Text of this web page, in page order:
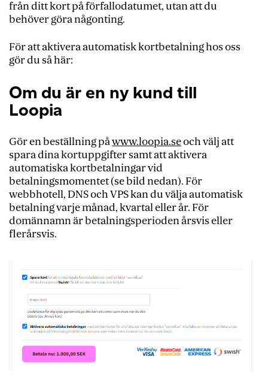
från ditt kort på förfallodatumet, utan att du
behöver göra någonting.
För att aktivera automatisk kortbetalning hos oss
gör du så här:
Om du är en ny kund till
Loopia
Gör en beställning påwww.loopia.seoch välj att
spara dina kortuppgifter samt att aktivera
automatiska kortbetalningar vid
betalningsmomentet (se bild nedan). För
webbhotell, DNS och VPS kan du välja automatisk
betalning varje månad, kvartal eller år. För
domännamn är betalningsperioden årsvis eller
flerårsvis.